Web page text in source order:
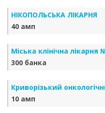
НІКОПОЛЬСЬКА ЛІКАРНЯ
40 амп
Міська клінічна лікарня
300 банка
Криворізький
10 амп